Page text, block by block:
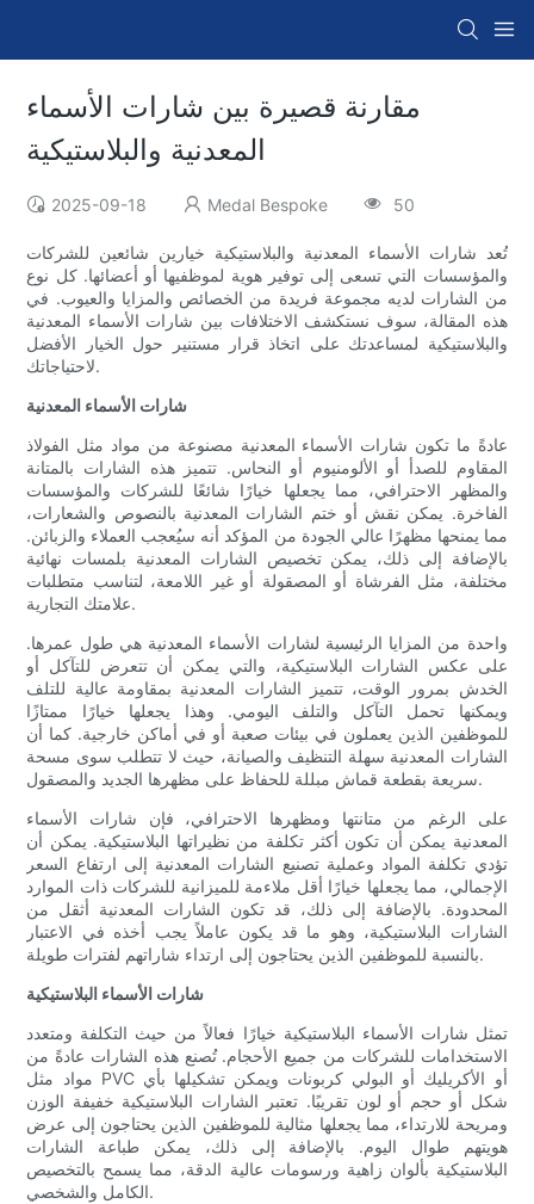
مقارنة قصيرة بين شارات الأسماء
المعدنية والبلاستيكية
2025-09-18 Medal Bespoke 50
تُعد شارات الأسماء المعدنية والبلاستيكية خيارين شائعين للشركات
والمؤسسات التي تسعى إلى توفير هوية لموظفيها أو أعضائها. كل نوع
من الشارات لديه مجموعة فريدة من الخصائص والمزايا والعيوب. في
هذه المقالة، سوف نستكشف الاختلافات بين شارات الأسماء المعدنية
والبلاستيكية لمساعدتك على اتخاذ قرار مستنير حول الخيار الأفضل
لاحتياجاتك.
شارات الأسماء المعدنية
عادةً ما تكون شارات الأسماء المعدنية مصنوعة من مواد مثل الفولاذ
المقاوم للصدأ أو الألومنيوم أو النحاس. تتميز هذه الشارات بالمتانة
والمظهر الاحترافي، مما يجعلها خيارًا شائعًا للشركات والمؤسسات
الفاخرة. يمكن نقش أو ختم الشارات المعدنية بالنصوص والشعارات،
مما يمنحها مظهرًا عالي الجودة من المؤكد أنه سيُعجب العملاء والزبائن.
بالإضافة إلى ذلك، يمكن تخصيص الشارات المعدنية بلمسات نهائية
مختلفة، مثل الفرشاة أو المصقولة أو غير اللامعة، لتناسب متطلبات
علامتك التجارية.
واحدة من المزايا الرئيسية لشارات الأسماء المعدنية هي طول عمرها.
على عكس الشارات البلاستيكية، والتي يمكن أن تتعرض للتآكل أو
الخدش بمرور الوقت، تتميز الشارات المعدنية بمقاومة عالية للتلف
ويمكنها تحمل التآكل والتلف اليومي. وهذا يجعلها خيارًا ممتازًا
للموظفين الذين يعملون في بيئات صعبة أو في أماكن خارجية. كما أن
الشارات المعدنية سهلة التنظيف والصيانة، حيث لا تتطلب سوى مسحة
سريعة بقطعة قماش مبللة للحفاظ على مظهرها الجديد والمصقول.
على الرغم من متانتها ومظهرها الاحترافي، فإن شارات الأسماء
المعدنية يمكن أن تكون أكثر تكلفة من نظيراتها البلاستيكية. يمكن أن
تؤدي تكلفة المواد وعملية تصنيع الشارات المعدنية إلى ارتفاع السعر
الإجمالي، مما يجعلها خيارًا أقل ملاءمة للميزانية للشركات ذات الموارد
المحدودة. بالإضافة إلى ذلك، قد تكون الشارات المعدنية أثقل من
الشارات البلاستيكية، وهو ما قد يكون عاملاً يجب أخذه في الاعتبار
بالنسبة للموظفين الذين يحتاجون إلى ارتداء شاراتهم لفترات طويلة.
شارات الأسماء البلاستيكية
تمثل شارات الأسماء البلاستيكية خيارًا فعالاً من حيث التكلفة ومتعدد
الاستخدامات للشركات من جميع الأحجام. تُصنع هذه الشارات عادةً من
مواد مثل PVC أو الأكريليك أو البولي كربونات ويمكن تشكيلها بأي
شكل أو حجم أو لون تقريبًا. تعتبر الشارات البلاستيكية خفيفة الوزن
ومريحة للارتداء، مما يجعلها مثالية للموظفين الذين يحتاجون إلى عرض
هويتهم طوال اليوم. بالإضافة إلى ذلك، يمكن طباعة الشارات
البلاستيكية بألوان زاهية ورسومات عالية الدقة، مما يسمح بالتخصيص
الكامل والشخصي.